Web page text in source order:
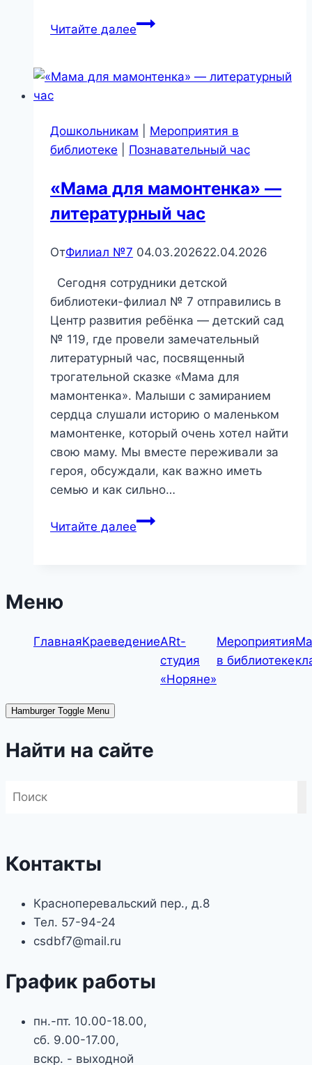
Читайте далееМастер-
шары»
Дошкольникам
Мероприятия в
библиотеке
Познавательный час
«Мама для мамонтенка» —
литературный час
ОтФилиал №7 04.03.202622.04.2026
Сегодня сотрудники детской
библиотеки-филиал № 7 отправились в
Центр развития ребёнка — детский сад
№ 119, где провели замечательный
литературный час, посвященный
трогательной сказке «Мама для
мамонтенка». Малыши с замиранием
сердца слушали историю о маленьком
мамонтенке, который очень хотел найти
свою маму. Мы вместе переживали за
героя, обсуждали, как важно иметь
семью и как сильно…
Читайте далее«Мама
Меню
ГлавнаяКраеведениеARt-
студия
«Норяне»
Мероприятия
в библиотеке
Hamburger Toggle Menu
Найти на сайте
Контакты
Красноперевальский пер., д.8
Тел. 57-94-24
csdbf7@mail.ru
График работы
пн.-пт. 10.00-18.00,
сб. 9.00-17.00,
вскр. - выходной